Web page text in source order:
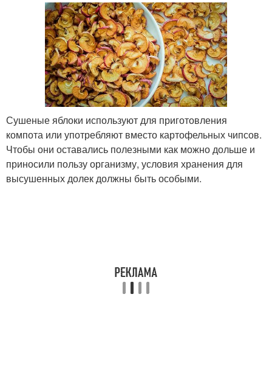
Сушеные яблоки используют для приготовления
компота или употребляют вместо картофельных чипсов.
Чтобы они оставались полезными как можно дольше и
приносили пользу организму, условия хранения для
высушенных долек должны быть особыми.